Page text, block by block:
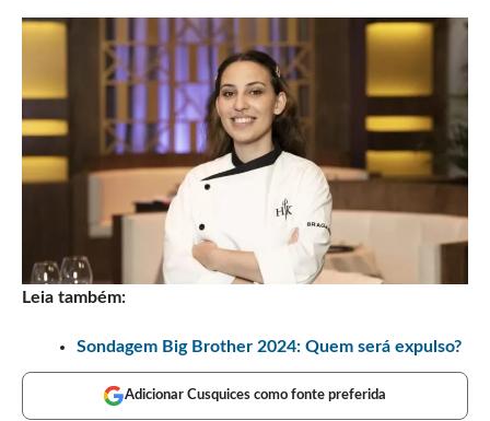
Leia também:
Sondagem Big Brother 2024: Quem será expulso?
Adicionar Cusquices como fonte preferida